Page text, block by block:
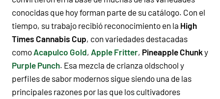
conocidas que hoy forman parte de su catálogo. Con el
tiempo, su trabajo recibió reconocimiento en la High
Times Cannabis Cup, con variedades destacadas
como Acapulco Gold, Apple Fritter, Pineapple Chunk y
Purple Punch. Esa mezcla de crianza oldschool y
perfiles de sabor modernos sigue siendo una de las
principales razones por las que los cultivadores